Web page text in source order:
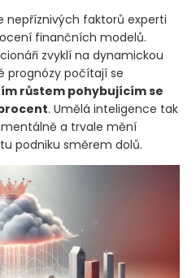
nepříznivých faktorů experti
finančních modelů.
zvyklí na dynamickou
prognózy počítají se
růstem pohybujícím se
. Umělá inteligence tak
a trvale mění
podniku směrem dolů.